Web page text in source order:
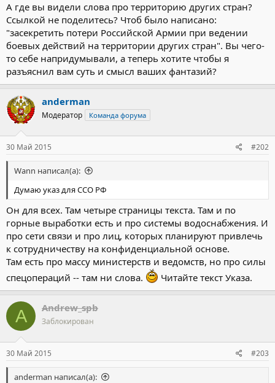
А где вы видели слова про территорию других стран?
Ссылкой не поделитесь? Чтоб было написано:
"засекретить потери Российской Армии при ведении
боевых действий на территории других стран". Вы чего-
то себе напридумывали, а теперь хотите чтобы я
разъяснил вам суть и смысл ваших фантазий?
anderman
Модератор Команда форума
30 Май 2015 #202
Wann написал(а):
Думаю указ для ССО РФ
Он для всех. Там четыре страницы текста. Там и по
горные выработки есть и про системы водоснабжения. И
про сети связи и про лиц, которых планируют привлечь
к сотрудничеству на конфиденциальной основе.
Там есть про массу министерств и ведомств, но про силы
спецопераций -- там ни слова.
Читайте текст Указа.
A Andrew_spb
Заблокирован
30 Май 2015 #203
anderman написал(а):